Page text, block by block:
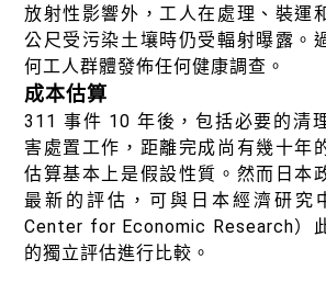
放射性影響外，工人在處理、裝運
公尺受污染土壤時仍受輻射曝露。
何工人群體發佈任何健康調查。
成本估算
311 事件 10 年後，包括必要的清
害處置工作，距離完成尚有幾十年
估算基本上是假設性質。然而日本
最新的評估，可與日本經濟研究
Center for Economic Research）
的獨立評估進行比較。